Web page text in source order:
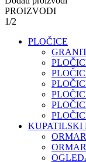
PROIZVODI
1/2
PLOČICE
KUPATILSKI